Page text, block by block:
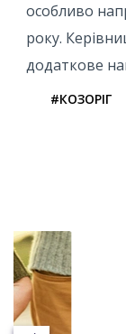
особливо
року.
додаткове
#КОЗОРІГ